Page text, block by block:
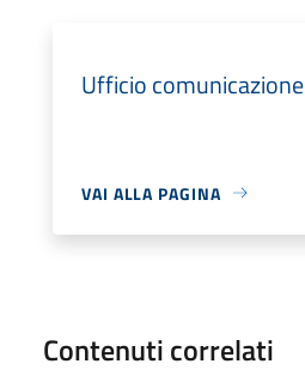
Ufficio comunicazione
VAI ALLA PAGINA
Contenuti correlati